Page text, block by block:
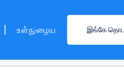
உள்நுழைய இங்கே